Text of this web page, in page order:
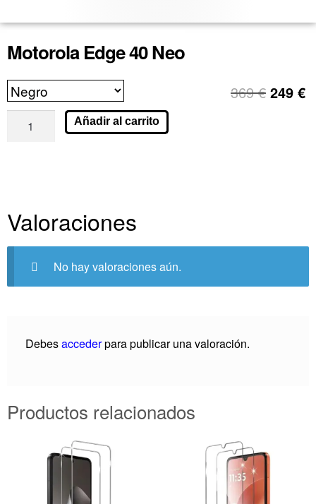
Motorola Edge 40 Neo
369€ 249 €
Añadir al carrito
Valoraciones
No hay valoraciones aún.
Debesaccederpara publicar una valoración.
Productos relacionados